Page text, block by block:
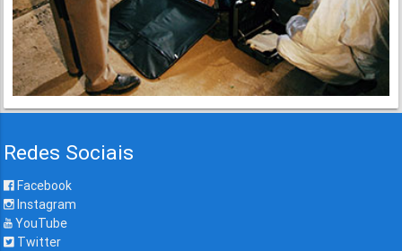
Redes Sociais
Facebook
Instagram
YouTube
Twitter